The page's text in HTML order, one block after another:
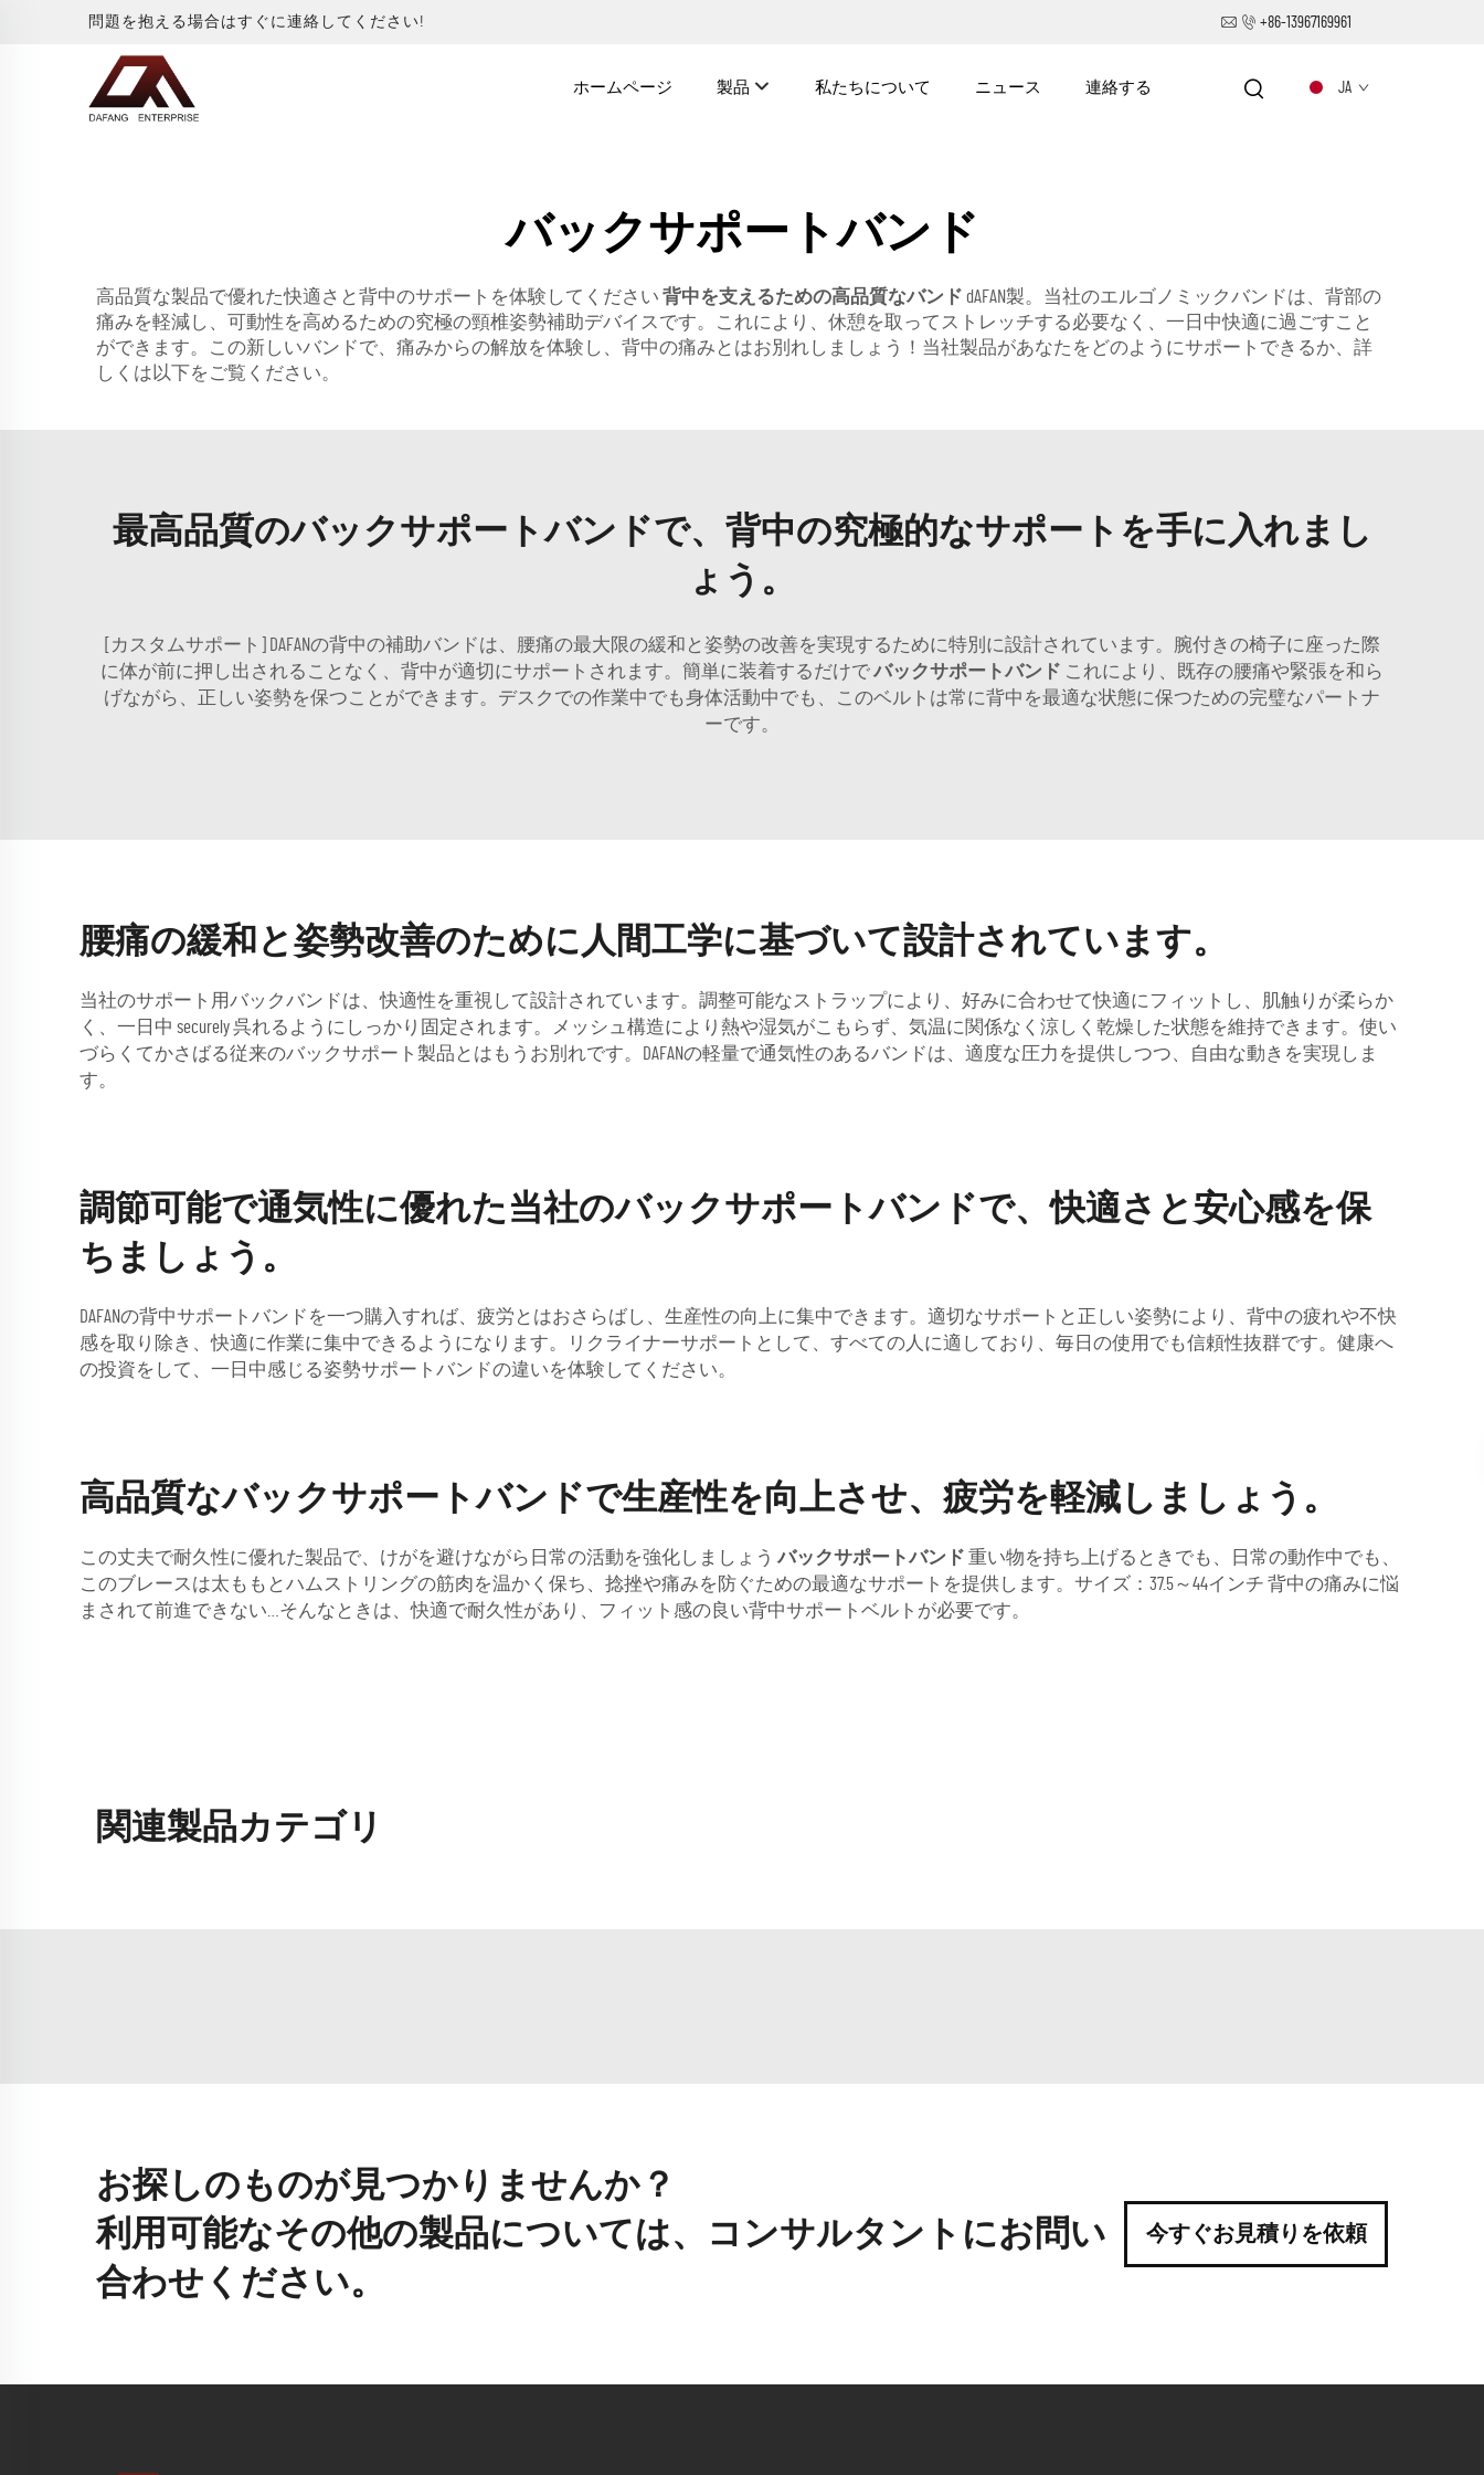
問題を抱える場合はすぐに連絡してください! +86-13967169961
ホームページ 製品 私たちについて ニュース 連絡する JA
バックサポートバンド
高品質な製品で優れた快適さと背中のサポートを体験してください 背中を支えるための高品質なバンド dAFAN製。当社のエルゴノミックバンドは、背部の
痛みを軽減し、可動性を高めるための究極の頸椎姿勢補助デバイスです。これにより、休憩を取ってストレッチする必要なく、一日中快適に過ごすこと
ができます。この新しいバンドで、痛みからの解放を体験し、背中の痛みとはお別れしましょう！当社製品があなたをどのようにサポートできるか、詳
しくは以下をご覧ください。
最高品質のバックサポートバンドで、背中の究極的なサポートを手に入れまし
ょう。
[カスタムサポート] DAFANの背中の補助バンドは、腰痛の最大限の緩和と姿勢の改善を実現するために特別に設計されています。腕付きの椅子に座った際
に体が前に押し出されることなく、背中が適切にサポートされます。簡単に装着するだけでバックサポートバンド これにより、既存の腰痛や緊張を和ら
げながら、正しい姿勢を保つことができます。デスクでの作業中でも身体活動中でも、このベルトは常に背中を最適な状態に保つための完璧なパートナ
ーです。
腰痛の緩和と姿勢改善のために人間工学に基づいて設計されています。
当社のサポート用バックバンドは、快適性を重視して設計されています。調整可能なストラップにより、好みに合わせて快適にフィットし、肌触りが柔らか
く、一日中 securely 呉れるようにしっかり固定されます。メッシュ構造により熱や湿気がこもらず、気温に関係なく涼しく乾燥した状態を維持できます。使い
づらくてかさばる従来のバックサポート製品とはもうお別れです。DAFANの軽量で通気性のあるバンドは、適度な圧力を提供しつつ、自由な動きを実現しま
す。
調節可能で通気性に優れた当社のバックサポートバンドで、快適さと安心感を保
ちましょう。
DAFANの背中サポートバンドを一つ購入すれば、疲労とはおさらばし、生産性の向上に集中できます。適切なサポートと正しい姿勢により、背中の疲れや不快
感を取り除き、快適に作業に集中できるようになります。リクライナーサポートとして、すべての人に適しており、毎日の使用でも信頼性抜群です。健康へ
の投資をして、一日中感じる姿勢サポートバンドの違いを体験してください。
高品質なバックサポートバンドで生産性を向上させ、疲労を軽減しましょう。
この丈夫で耐久性に優れた製品で、けがを避けながら日常の活動を強化しましょうバックサポートバンド 重い物を持ち上げるときでも、日常の動作中でも、
このブレースは太ももとハムストリングの筋肉を温かく保ち、捻挫や痛みを防ぐための最適なサポートを提供します。サイズ：37.5～44インチ 背中の痛みに悩
まされて前進できない…そんなときは、快適で耐久性があり、フィット感の良い背中サポートベルトが必要です。
関連製品カテゴリ
お探しのものが見つかりませんか？
利用可能なその他の製品については、コンサルタントにお問い
合わせください。
今すぐお見積りを依頼